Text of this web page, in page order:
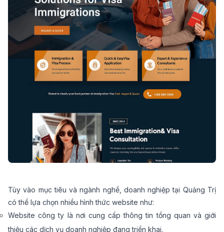
Tùy vào mục tiêu và ngành nghề, doanh nghiệp tại Quảng Trị
có thể lựa chọn nhiều hình thức website như:
Website công ty là nơi cung cấp thông tin tổng quan và giới
thiệu các dịch vụ doanh nghiệp đang triển khai.